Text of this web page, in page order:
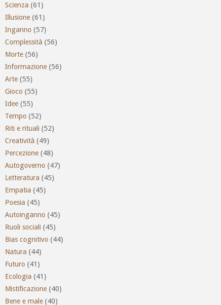
Scienza (61)
Illusione (61)
Inganno (57)
Complessità (56)
Morte (56)
Informazione (56)
Arte (55)
Gioco (55)
Idee (55)
Tempo (52)
Riti e rituali (52)
Creatività (49)
Percezione (48)
Autogoverno (47)
Letteratura (45)
Empatia (45)
Poesia (45)
Autoinganno (45)
Ruoli sociali (45)
Bias cognitivo (44)
Natura (44)
Futuro (41)
Ecologia (41)
Mistificazione (40)
Bene e male (40)